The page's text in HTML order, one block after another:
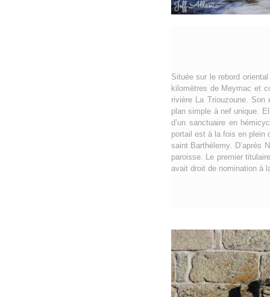
Située sur le rebord
kilomètres de Meymac et
rivière La Triouzoune.
plan simple à nef unique.
d’un sanctuaire en
portail est à la fois en plein
saint Barthélemy. D’après
paroisse. Le premier
avait droit de nomination à